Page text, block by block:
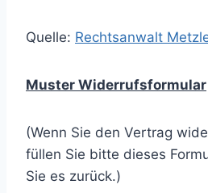
Quelle: Rechtsanwalt
Muster Widerrufsformular
(Wenn Sie den Vertrag
füllen Sie bitte dieses
Sie es zurück.)